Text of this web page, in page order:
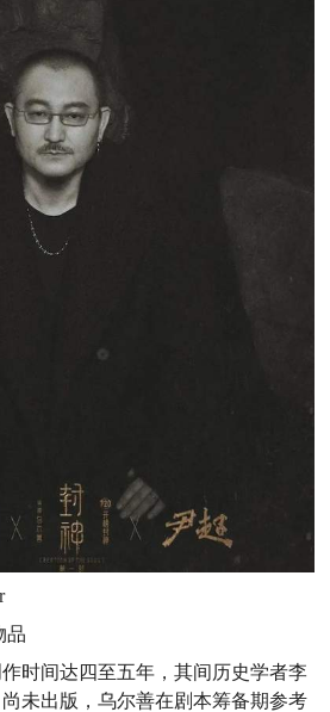
品
作时间达四至五年，其间历史学者李
未出版，乌尔善在剧本筹备期参考